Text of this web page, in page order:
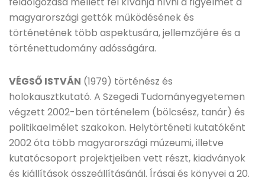
magyarországi gettók működésének és
történetének több aspektusára, jellemzőjére és a
történettudomány adósságára.
VÉGSŐ ISTVÁN (1979) történész és
holokausztkutató. A Szegedi Tudományegyetemen
végzett 2002-ben történelem (bölcsész, tanár) és
politikaelmélet szakokon. Helytörténeti kutatóként
2002 óta több magyarországi múzeumi, illetve
kutatócsoport projektjeiben vett részt, kiadványok
és kiállítások összeállításánál. Írásai és könyvei a 20.